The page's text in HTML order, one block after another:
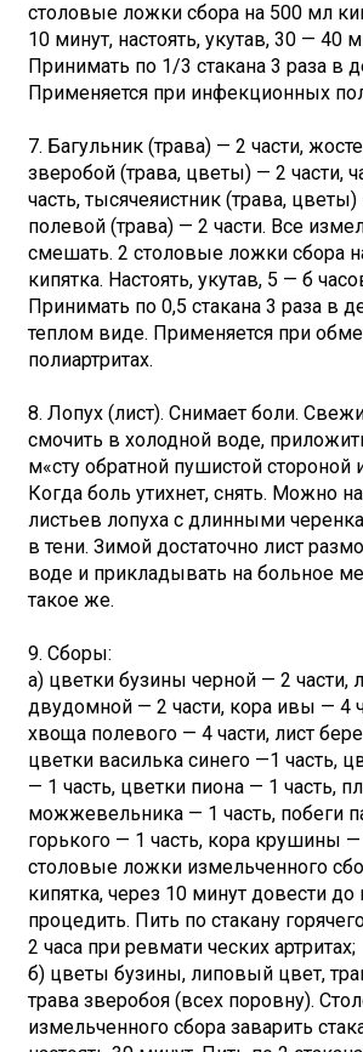
столовые ложки сбора на 500 мл
10 минут, настоять, укутав, 30 — 40
Принимать по 1/3 стакана 3 раза в
Применяется при инфекционных
7. Багульник (трава) — 2 части,
зверобой (трава, цветы) — 2 части,
часть, тысячеяистник (трава,
полевой (трава) — 2 части. Все
смешать. 2 столовые ложки сбора
кипятка. Настоять, укутав, 5 — б
Принимать по 0,5 стакана 3 раза в
теплом виде. Применяется при
полиартритах.
8. Лопух (лист). Снимает боли.
смочить в холодной воде,
м«сту обратной пушистой стороной
Когда боль утихнет, снять. Можно
листьев лопуха с длинными
в тени. Зимой достаточно лист
воде и прикладывать на больное
такое же.
9. Сборы:
а) цветки бузины черной — 2 части,
двудомной — 2 части, кора ивы — 4
хвоща полевого — 4 части, лист
цветки василька синего —1 часть,
— 1 часть, цветки пиона — 1 часть,
можжевельника — 1 часть, побеги
горького — 1 часть, кора крушины —
столовые ложки измельченного
кипятка, через 10 минут довести до
процедить. Пить по стакану
2 часа при ревмати ческих артритах;
б) цветы бузины, липовый цвет,
трава зверобоя (всех поровну).
измельченного сбора заварить